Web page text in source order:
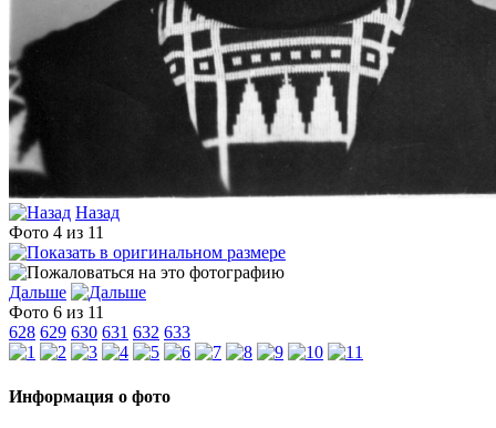
Назад
Фото 4 из 11
Дальше
Фото 6 из 11
628 629 630 631 632 633
Информация о фото